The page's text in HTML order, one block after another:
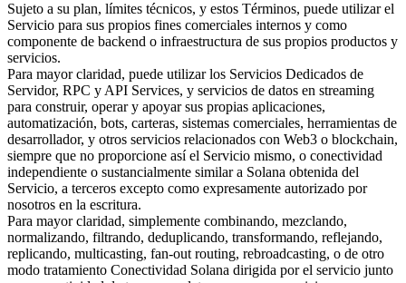
Sujeto a su plan, límites técnicos, y estos Términos, puede utilizar el
Servicio para sus propios fines comerciales internos y como
componente de backend o infraestructura de sus propios productos y
servicios.
Para mayor claridad, puede utilizar los Servicios Dedicados de
Servidor, RPC y API Services, y servicios de datos en streaming
para construir, operar y apoyar sus propias aplicaciones,
automatización, bots, carteras, sistemas comerciales, herramientas de
desarrollador, y otros servicios relacionados con Web3 o blockchain,
siempre que no proporcione así el Servicio mismo, o conectividad
independiente o sustancialmente similar a Solana obtenida del
Servicio, a terceros excepto como expresamente autorizado por
nosotros en la escritura.
Para mayor claridad, simplemente combinando, mezclando,
normalizando, filtrando, deduplicando, transformando, reflejando,
replicando, multicasting, fan-out routing, rebroadcasting, o de otro
modo tratamiento Conectividad Solana dirigida por el servicio junto